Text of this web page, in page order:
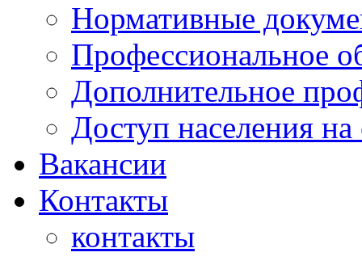
Нормативные
Профессиональное
Дополнительное
Доступ населения
Вакансии
Контакты
контакты